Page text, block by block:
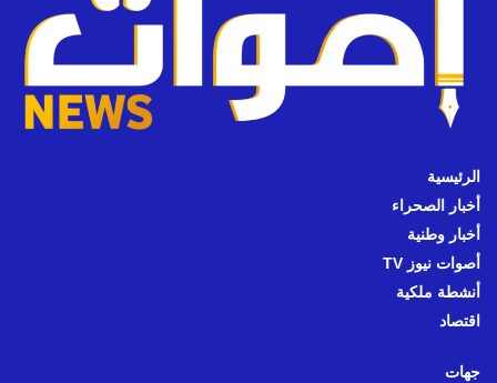
الرئيسية
أخبار الصحراء
أخبار وطنية
أصوات نيوز TV
أنشطة ملكية
اقتصاد
جهات